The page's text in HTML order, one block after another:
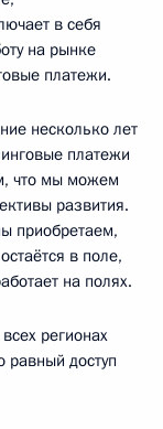
в себя
на рынке
платежи.
несколько лет
платежи
что мы можем
развития.
приобретаем,
в поле,
на полях.
регионах
равный доступ